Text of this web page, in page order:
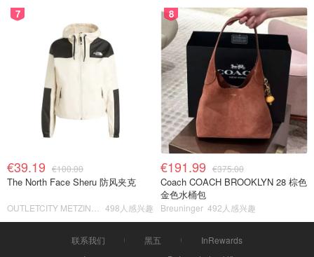
7
€39.19 €100.00
The North Face Sheru 防风夹克
498人感兴趣
8
€191.99 €375.00
Coach COACH BROOKLYN 28 棕色
金色水桶包
Breuninger 492人感兴趣
联系我们 黑五
InRewards